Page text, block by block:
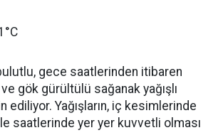
gece saatlerinden itibaren
ve gök gürültülü sağanak yağışlı
ediliyor. Yağışların, iç kesimlerinde
saatlerinde yer yer kuvvetli olması